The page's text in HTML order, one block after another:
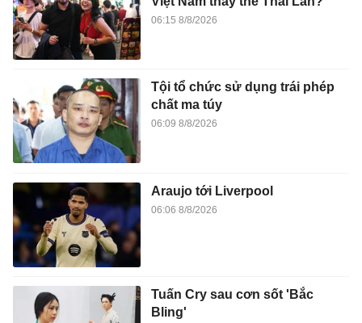
06:15 8/8/2026
Tội tổ chức sử dụng trái phép
chất ma túy
06:09 8/8/2026
Araujo tới Liverpool
06:06 8/8/2026
Tuấn Cry sau cơn sốt 'Bắc
Bling'